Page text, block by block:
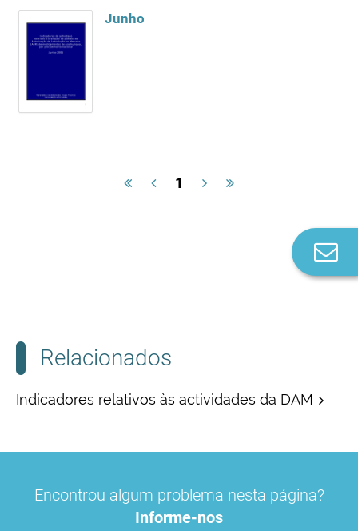
Junho
1
Relacionados
Indicadores relativos às actividades da DAM
Encontrou algum problema nesta página?
Informe-nos